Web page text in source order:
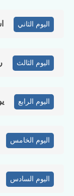
اليوم الثاني
اليوم الثالث
اليوم الرابع
اليوم الخامس
اليوم السادس